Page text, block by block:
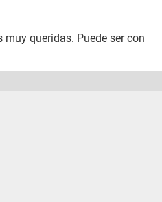
queridas. Puede ser con